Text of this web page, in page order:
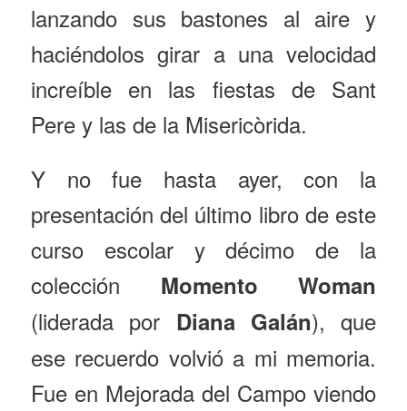
lanzando sus bastones al aire y
haciéndolos girar a una velocidad
increíble en las fiestas de Sant
Pere y las de la Misericòrida.
Y no fue hasta ayer, con la
presentación del último libro de este
curso escolar y décimo de la
colección Momento Woman
(liderada por Diana Galán), que
ese recuerdo volvió a mi memoria.
Fue en Mejorada del Campo viendo